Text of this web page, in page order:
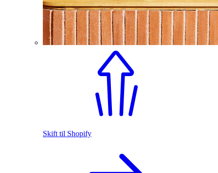
Skift til Shopify